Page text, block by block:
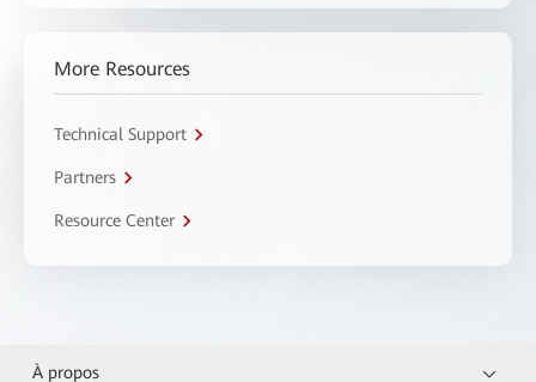
More Resources
Technical Support
Partners
Resource Center
À propos